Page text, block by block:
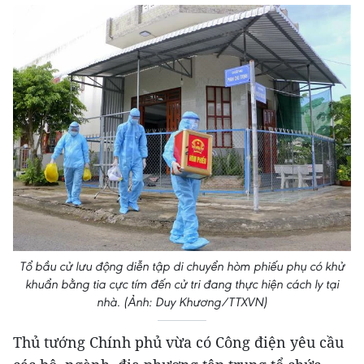
Tổ bầu cử lưu động diễn tập di chuyển hòm phiếu phụ có khử
khuẩn bằng tia cực tím đến cử tri đang thực hiện cách ly tại
nhà. (Ảnh: Duy Khương/TTXVN)
Thủ tướng Chính phủ vừa có Công điện yêu cầu